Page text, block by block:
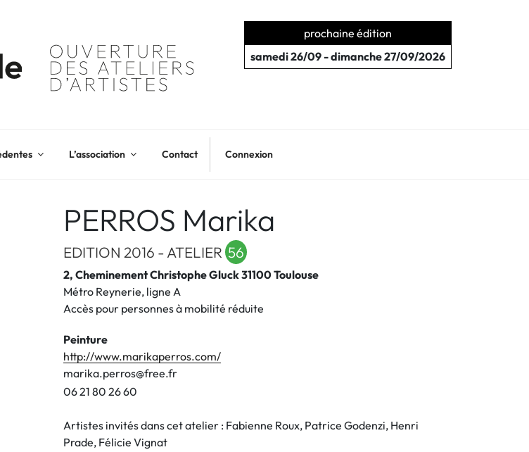
prochaine édition
samedi 26/09 - dimanche 27/09/2026
L’association Contact Connexion
PERROS Marika
EDITION 2016 - ATELIER 56
2, Cheminement Christophe Gluck 31100 Toulouse
Métro Reynerie, ligne A
Accès pour personnes à mobilité réduite
Peinture
http://www.marikaperros.com/
marika.perros@free.fr
0621 80 2660
Artistes invités dans cet atelier : Fabienne Roux, Patrice Godenzi, Henri
Prade, Félicie Vignat